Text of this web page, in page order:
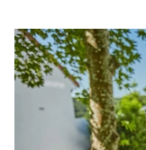
Terrasse
Jardin